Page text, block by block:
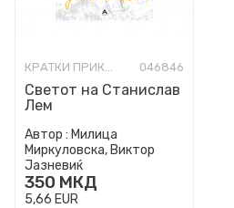
КРАТКИ ПРИКАЗНИ 046846
Светот на Станислав
Лем
Автор : Милица
Миркуловска, Виктор
Јазневиќ
350 МКД
5,66 EUR